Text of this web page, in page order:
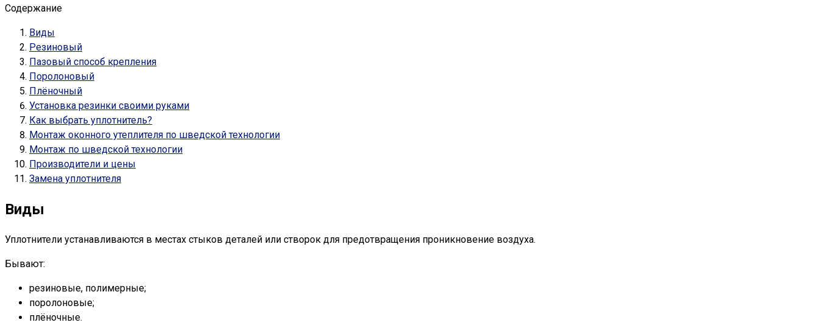
Содержание
Виды
Резиновый
Пазовый способ крепления
Поролоновый
Плёночный
Установка резинки своими руками
Как выбрать уплотнитель?
Монтаж оконного утеплителя по шведской технологии
Монтаж по шведской технологии
Производители и цены
Замена уплотнителя
Виды
Уплотнители устанавливаются в местах стыков деталей или створок для предотвращения проникновение воздуха.
Бывают:
резиновые, полимерные;
поролоновые;
плёночные.